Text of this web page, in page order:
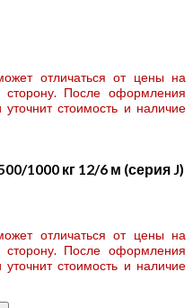
отличаться от цены на
После оформления
стоимость и наличие
1000 кг 12/6 м (серия J)
отличаться от цены на
После оформления
стоимость и наличие